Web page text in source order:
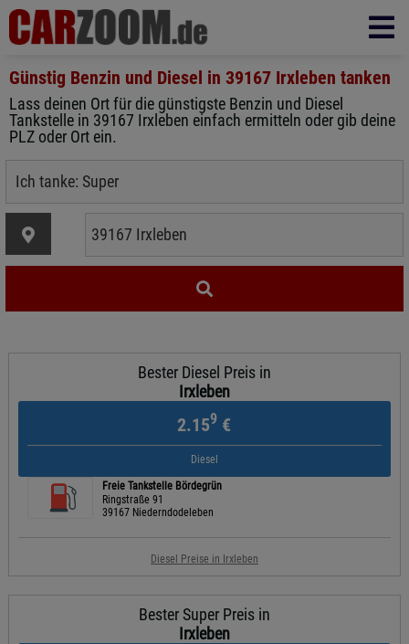
Günstig Benzin und Diesel in 39167 Irxleben tanken
Lass deinen Ort für die günstigste Benzin und Diesel
Tankstelle in 39167 Irxleben einfach ermitteln oder gib deine
PLZ oder Ort ein.
Bester Diesel Preis in
Irxleben
2.159 €
Diesel
Freie Tankstelle Bördegrün
Ringstraße 91
39167 Niederndodeleben
Diesel Preise in Irxleben
Bester Super Preis in
Irxleben